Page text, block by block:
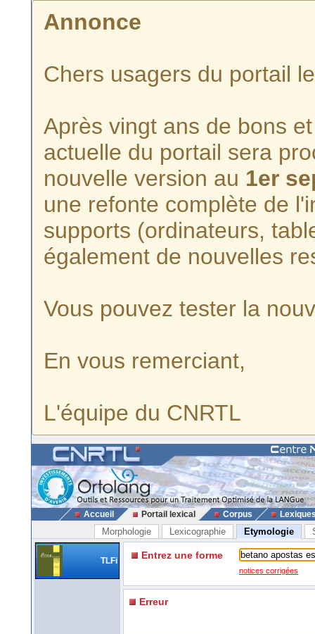
Annonce
Chers usagers du portail
Après vingt ans de bons
actuelle du portail sera
nouvelle version au 1er
une refonte complète de
supports (ordinateurs,
également de nouvelles
Vous pouvez tester la
En vous remerciant,
L'équipe du CNRTL
Accueil Portail lexical Corpus
Morphologie Lexicographie Etymologie
TLFi Entrez une forme
notices corrigées
Erreur